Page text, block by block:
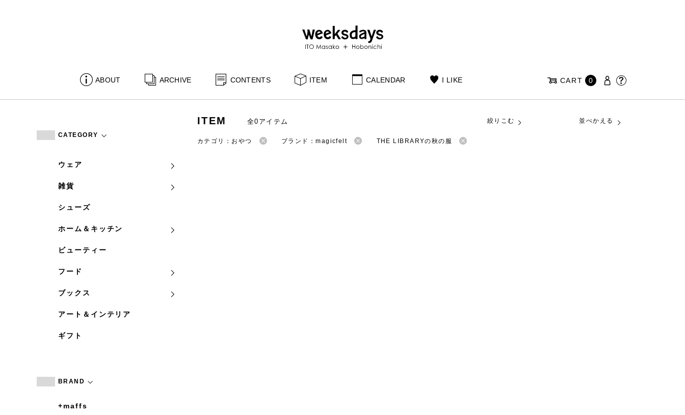
ABOUT ARCHIVE CONTENTS ITEM CALENDAR I LIKE CART 0
CATEGORY
ウェア
雑貨
シューズ
ホーム＆キッチン
ビューティー
フード
ブックス
アート＆インテリア
ギフト
BRAND
+maffs
ITEM 全0アイテム 絞りこむ 並べかえる
カテゴリ：おやつ ブランド：magicfelt THE LIBRARYの秋の服